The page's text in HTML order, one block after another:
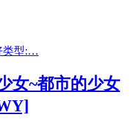
类型:…
女~都市的少女